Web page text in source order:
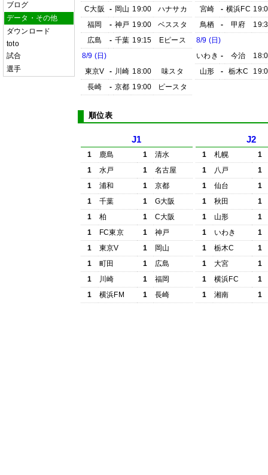
ブログ
データ・その他
ダウンロード
toto
試合
選手
C大阪
- 岡山 19:00
ハナサカ
福岡
- 神戸 19:00
ベススタ
広島
- 千葉 19:15
Eピース
8/9 (日)
東京V
- 川崎 18:00
味スタ
長崎
- 京都 19:00 ピースタ
宮崎
- 横浜FC
鳥栖
- 甲府
8/9 (日)
いわき - 今治
山形
- 栃木C
順位表
J1
1 鹿島 1
清水
1
水戸 1
名古屋
1
浦和 1
京都
1
千葉 1
G大阪
1
柏 1
C大阪
1
FC東京 1
神戸
1
東京V 1
岡山
1
町田 1
広島
1
川崎 1
福岡
1
横浜FM 1 長崎
J2
1 札幌
1
1
八戸
1
1
仙台
1
1
秋田
1
1
山形
1
1
いわき
1
1
栃木C
1
1
大宮
1
1
横浜FC
1
1
湘南 1